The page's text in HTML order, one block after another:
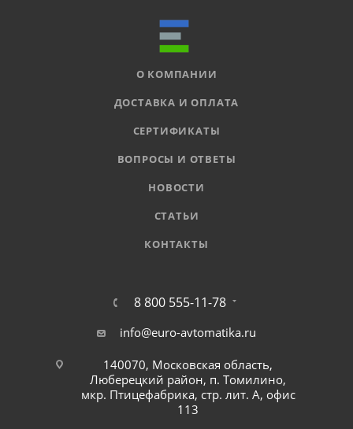
О КОМПАНИИ
ДОСТАВКА И ОПЛАТА
СЕРТИФИКАТЫ
ВОПРОСЫ И ОТВЕТЫ
НОВОСТИ
СТАТЬИ
КОНТАКТЫ
8 800 555-11-78
info@euro-avtomatika.ru
140070, Московская область,
Люберецкий район, п. Томилино,
мкр. Птицефабрика, стр. лит. А, офис
113